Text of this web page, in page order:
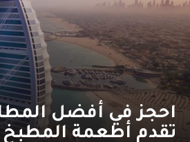
احجز في أفضل
تقدم أطعمة المطبخ